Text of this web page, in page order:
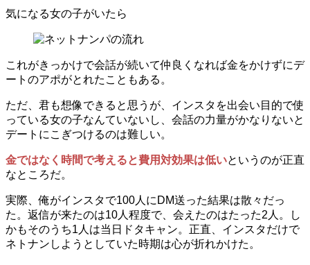
気になる女の子がいたら
これがきっかけで会話が続いて仲良くなれば金をかけずにデ
ートのアポがとれたこともある。
ただ、君も想像できると思うが、インスタを出会い目的で使
っている女の子なんていないし、会話の力量がかなりないと
デートにこぎつけるのは難しい。
金ではなく時間で考えると費用対効果は低いというのが正直
なところだ。
実際、俺がインスタで100人にDM送った結果は散々だっ
た。返信が来たのは10人程度で、会えたのはたった2人。し
かもそのうち1人は当日ドタキャン。正直、インスタだけで
ネトナンしようとしていた時期は心が折れかけた。